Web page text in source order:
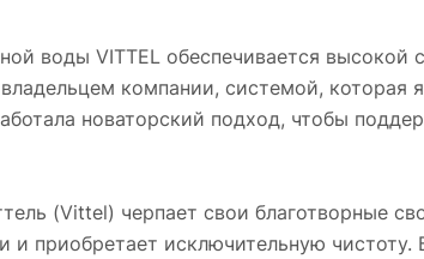
воды VITTEL обеспечивается
компании, системой,
новаторский подход, чтобы
(Vittel) черпает свои благотворные
приобретает исключительную чистоту.